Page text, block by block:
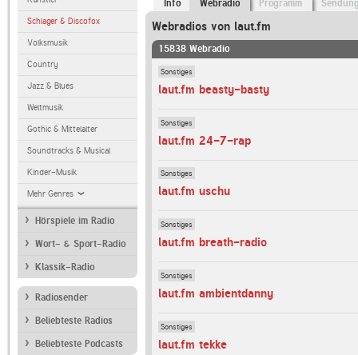
Schlager & Discofox
Volksmusik
Country
Jazz & Blues
Weltmusik
Gothic & Mittelalter
Soundtracks & Musical
Kinder-Musik
Mehr Genres
Hörspiele im Radio
Wort- & Sport-Radio
Klassik-Radio
Radiosender
Beliebteste Radios
Beliebteste Podcasts
Info Webradio Programm
Webradios von laut.fm
15838 Webradio
Sonstiges
laut.fm beasty-basty
Sonstiges
laut.fm 24-7-rap
Sonstiges
laut.fm uschu
Sonstiges
laut.fm breath-radio
Sonstiges
laut.fm ambientdanny
Sonstiges
laut.fm tekke